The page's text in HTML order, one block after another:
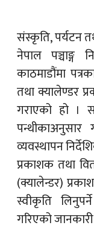
संस्कृति, पर्यटन
नेपाल पञ्चाङ्ग
काठमाडौंमा
तथा क्यालेण्डर
गराएको हो ।
व्यवस्थापन
प्रकाशक तथा
(क्यालेन्डर)
स्वीकृति
गरिएको